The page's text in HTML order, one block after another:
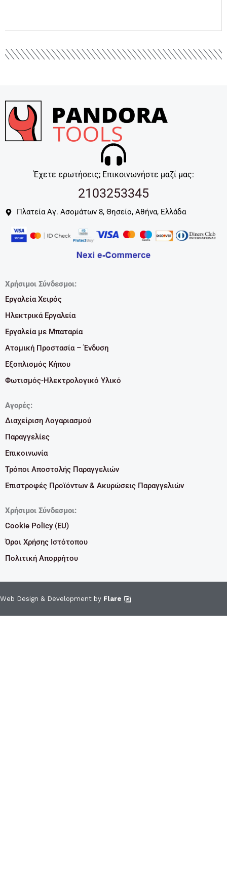
Έχετε ερωτήσεις; Επικοινωνήστε μαζί μας:
2103253345
Πλατεία Αγ. Ασομάτων 8, Θησείο, Αθήνα, Ελλάδα
Χρήσιμοι Σύνδεσμοι:
Εργαλεία Χειρός
Ηλεκτρικά Εργαλεία
Εργαλεία με Μπαταρία
Ατομική Προστασία – Ένδυση
Εξοπλισμός Κήπου
Φωτισμός-Ηλεκτρολογικό Υλικό
Αγορές:
Διαχείριση Λογαριασμού
Παραγγελίες
Επικοινωνία
Τρόποι Αποστολής Παραγγελιών
Επιστροφές Προϊόντων & Ακυρώσεις Παραγγελιών
Χρήσιμοι Σύνδεσμοι:
Cookie Policy (EU)
Όροι Χρήσης Ιστότοπου
Πολιτική Απορρήτου
Web Design & Development by Flare